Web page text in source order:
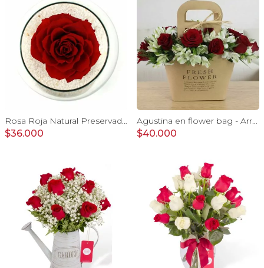
Rosa Roja Natural Preservada - rosa preservada en pecera vidrio con piedrecitas
$36.000
Agustina en flower bag - Arreglo 10 rosas rojo y astromelias
$40.000